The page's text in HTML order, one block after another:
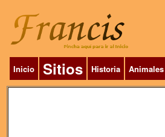
Inicio Sitios Historia Animales